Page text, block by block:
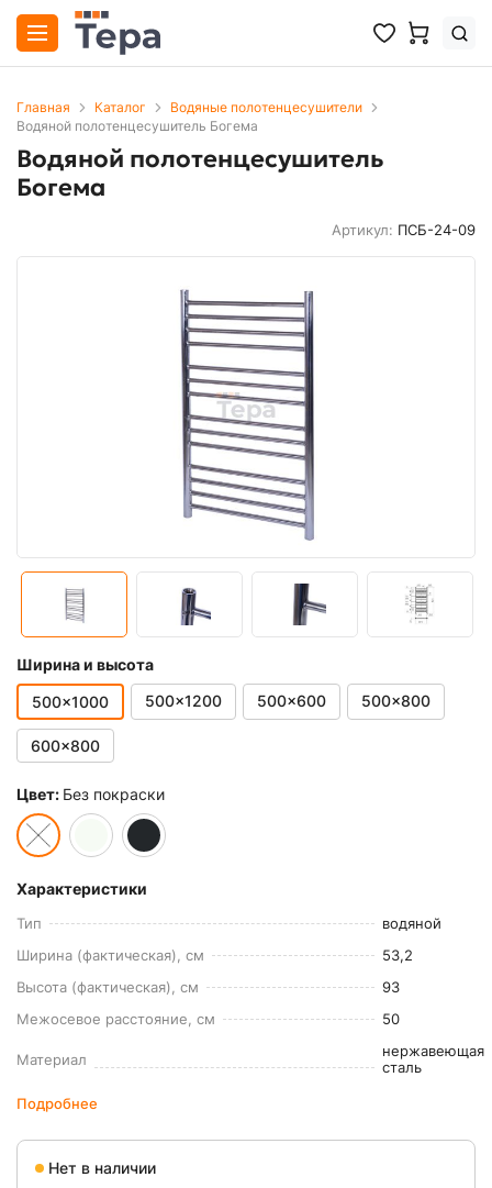
Главная Каталог
Водяные полотенцесушители
Водяной полотенцесушитель Богема
Водяной полотенцесушитель
Богема
Артикул: ПСБ-24-09
Ширина и высота
500x1000
500x1200 500x600 500x800
600x800
Цвет: Без покраски
Характеристики
Тип
водяной
Ширина (фактическая), см
53,2
Высота (фактическая), см
93
Межосевое расстояние, см
50
Материал
нержавеющая
сталь
Подробнее
Нет в наличии